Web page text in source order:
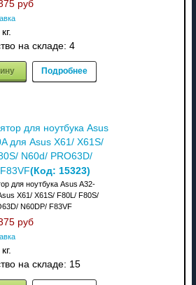
руб
на складе: 4
Подробнее
для ноутбука Asus
для Asus X61/ X61S/
N60d/ PRO63D/
(Код: 15323)
для ноутбука Asus A32-
X61/ X61S/ F80L/ F80S/
N60DP/ F83VF
руб
на складе: 15